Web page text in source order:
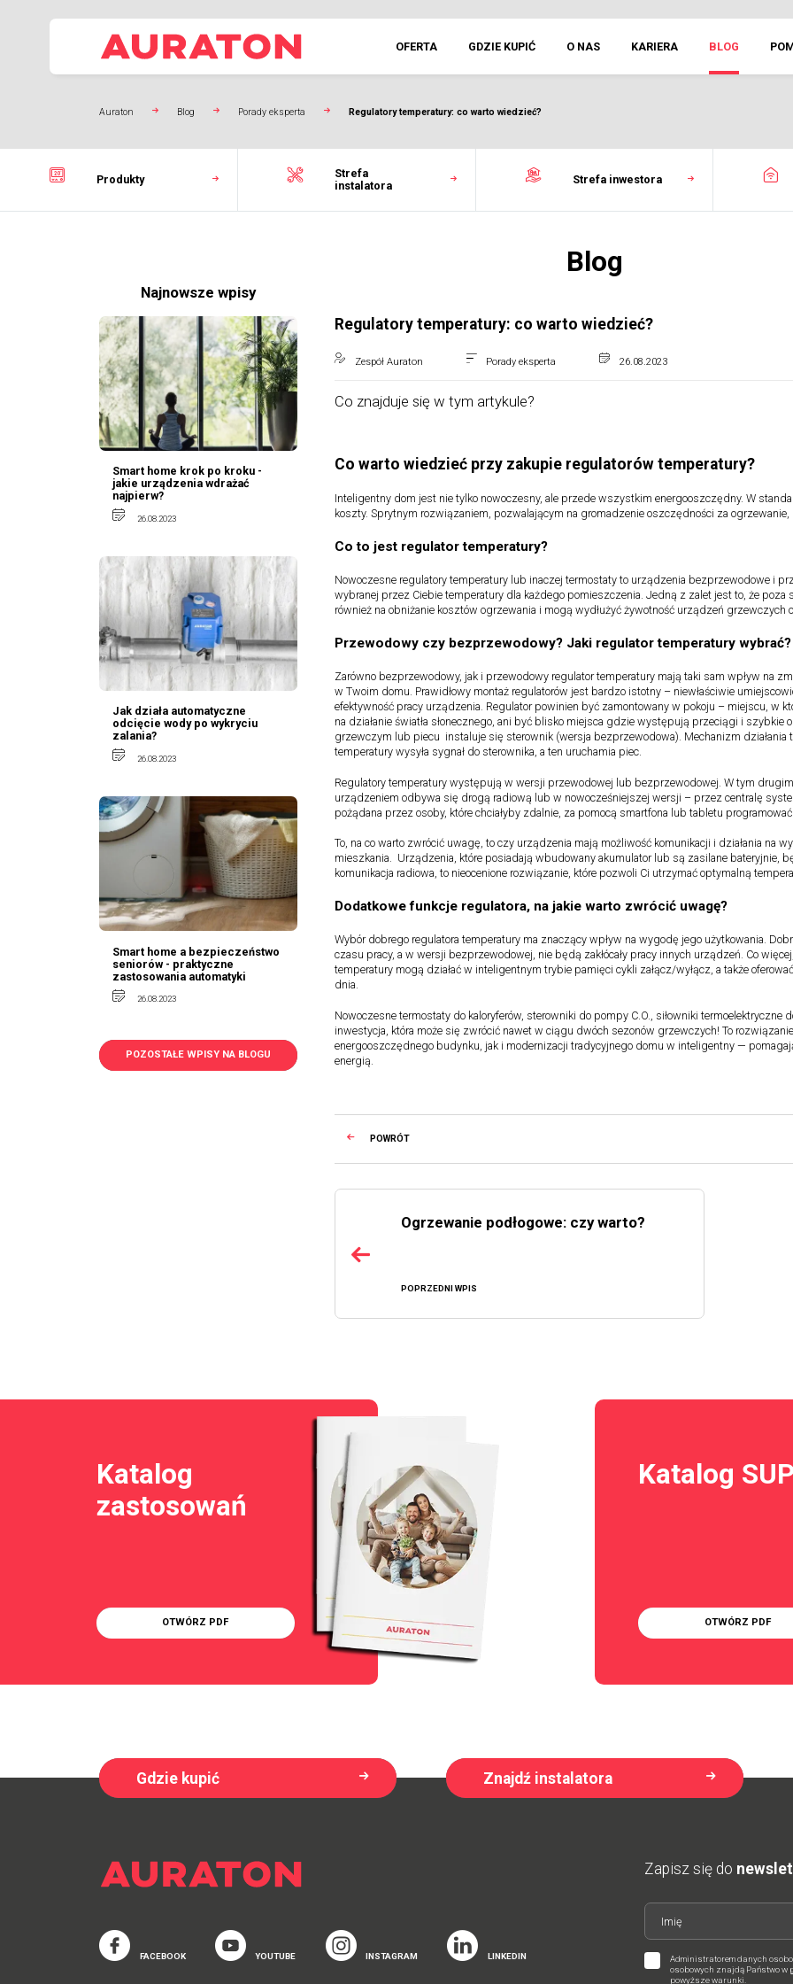
OFERTA GDZIE KUPIĆ O NAS KARIERA BLOG
Auraton Blog Porady eksperta Regulatory temperatury: co warto wiedzieć?
Produkty
Strefa
instalatora
Strefa inwestora
Blog
Najnowsze wpisy
Smart home krok po kroku -
jakie urządzenia wdrażać
najpierw?
26.08.2023
Jak działa automatyczne
odcięcie wody po wykryciu
zalania?
26.08.2023
Smart home a bezpieczeństwo
seniorów - praktyczne
zastosowania automatyki
26.08.2023
POZOSTAŁE WPISY NA BLOGU
Regulatory temperatury: co warto wiedzieć?
Zespół Auraton Porady eksperta 26.08.2023
Co znajduje się w tym artykule?
Co warto wiedzieć przy zakupie regulatorów temperatury?
Inteligentny dom jest nie tylko nowoczesny, ale przede wszystkim energooszczędny. W
koszty. Sprytnym rozwiązaniem, pozwalającym na gromadzenie oszczędności za
Co to jest regulator temperatury?
Nowoczesne regulatory temperatury lub inaczej termostaty to urządzenia bezprzewodowe i
wybranej przez Ciebie temperatury dla każdego pomieszczenia. Jedną z zalet jest to, że
również na obniżanie kosztów ogrzewania i mogą wydłużyć żywotność urządzeń grzewczych
Przewodowy czy bezprzewodowy? Jaki regulator temperatury wybrać?
Zarówno bezprzewodowy, jak i przewodowy regulator temperatury mają taki sam wpływ na
w Twoim domu. Prawidłowy montaż regulatorów jest bardzo istotny – niewłaściwie
efektywność pracy urządzenia. Regulator powinien być zamontowany w pokoju – miejscu, w
na działanie światła słonecznego, ani być blisko miejsca gdzie występują przeciągi i
grzewczym lub piecu instaluje się sterownik (wersja bezprzewodowa). Mechanizm
temperatury wysyła sygnał do sterownika, a ten uruchamia piec.
Regulatory temperatury występują w wersji przewodowej lub bezprzewodowej. W tym
urządzeniem odbywa się drogą radiową lub w nowocześniejszej wersji – przez centralę
pożądana przez osoby, które chciałyby zdalnie, za pomocą smartfona lub tabletu
To, na co warto zwrócić uwagę, to czy urządzenia mają możliwość komunikacji i działania na
mieszkania. Urządzenia, które posiadają wbudowany akumulator lub są zasilane bateryjnie,
komunikacja radiowa, to nieocenione rozwiązanie, które pozwoli Ci utrzymać optymalną
Dodatkowe funkcje regulatora, na jakie warto zwrócić uwagę?
Wybór dobrego regulatora temperatury ma znaczący wpływ na wygodę jego użytkowania.
czasu pracy, a w wersji bezprzewodowej, nie będą zakłócały pracy innych urządzeń. Co
temperatury mogą działać w inteligentnym trybie pamięci cykli załącz/wyłącz, a także
dnia.
Nowoczesne termostaty do kaloryferów, sterowniki do pompy C.O., siłowniki termoelektryczne
inwestycja, która może się zwrócić nawet w ciągu dwóch sezonów grzewczych! To
energooszczędnego budynku, jak i modernizacji tradycyjnego domu w inteligentny —
energią.
POWRÓT
Ogrzewanie podłogowe: czy warto?
POPRZEDNI WPIS
Katalog
zastosowań
OTWÓRZ PDF
Katalog
OTWÓRZ PDF
Gdzie kupić Znajdź instalatora
FACEBOOK YOUTUBE INSTAGRAM LINKEDIN
Zapisz się do
Administratorem danych
osobowych znajdą Państwo w
powyższe warunki.